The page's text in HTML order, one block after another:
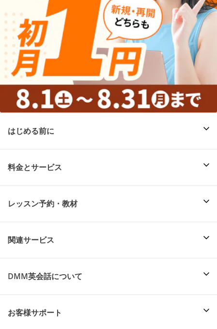
はじめる前に
料金とサービス
レッスン予約・教材
関連サービス
DMM英会話について
お客様サポート